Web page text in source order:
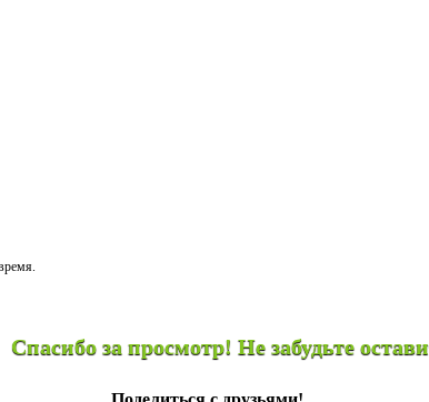
просмотр! Не забудьте оставить чаевые